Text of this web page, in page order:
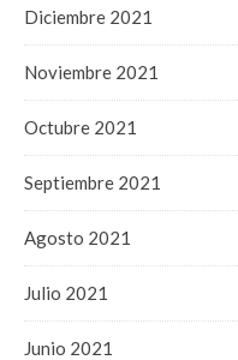
Diciembre 2021
Noviembre 2021
Octubre 2021
Septiembre 2021
Agosto 2021
Julio 2021
Junio 2021